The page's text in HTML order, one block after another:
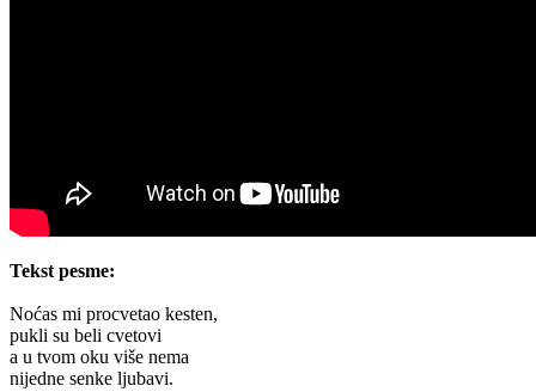
Tekst pesme:
Noćas mi procvetao kesten,
pukli su beli cvetovi
a u tvom oku više nema
nijedne senke ljubavi.